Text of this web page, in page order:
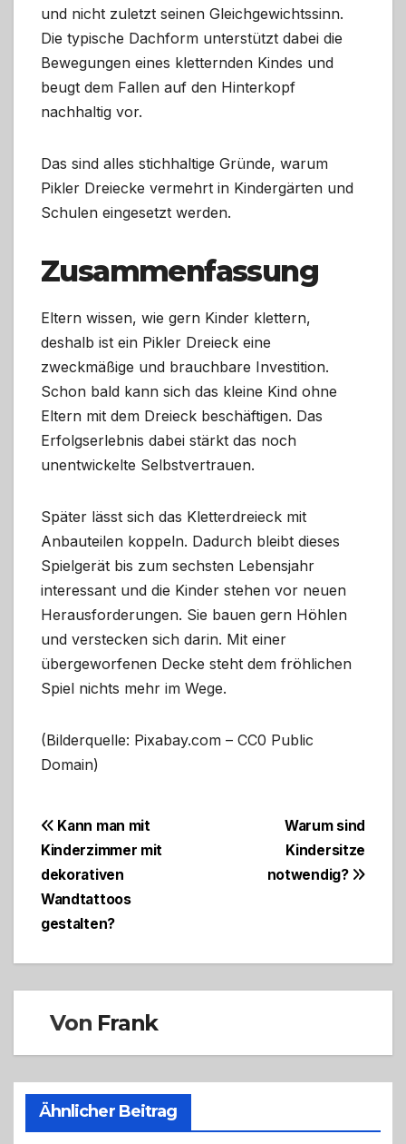
und nicht zuletzt seinen Gleichgewichtssinn.
Die typische Dachform unterstützt dabei die
Bewegungen eines kletternden Kindes und
beugt dem Fallen auf den Hinterkopf
nachhaltig vor.
Das sind alles stichhaltige Gründe, warum
Pikler Dreiecke vermehrt in Kindergärten und
Schulen eingesetzt werden.
Zusammenfassung
Eltern wissen, wie gern Kinder klettern,
deshalb ist ein Pikler Dreieck eine
zweckmäßige und brauchbare Investition.
Schon bald kann sich das kleine Kind ohne
Eltern mit dem Dreieck beschäftigen. Das
Erfolgserlebnis dabei stärkt das noch
unentwickelte Selbstvertrauen.
Später lässt sich das Kletterdreieck mit
Anbauteilen koppeln. Dadurch bleibt dieses
Spielgerät bis zum sechsten Lebensjahr
interessant und die Kinder stehen vor neuen
Herausforderungen. Sie bauen gern Höhlen
und verstecken sich darin. Mit einer
übergeworfenen Decke steht dem fröhlichen
Spiel nichts mehr im Wege.
(Bilderquelle: Pixabay.com – CC0 Public
Domain)
BeitragsnavigationWarum sind
Kindersitze
notwendig?
Kann man mit
Kinderzimmer mit
dekorativen
Wandtattoos
gestalten?
Von Frank
Ähnlicher Beitrag